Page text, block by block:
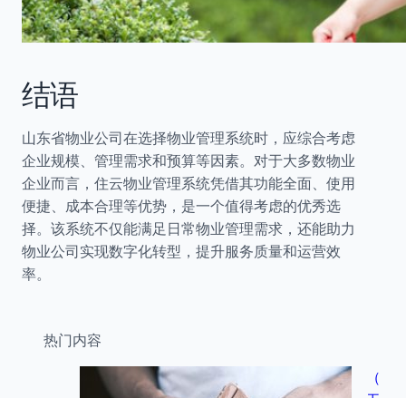
结语
山东省物业公司在选择物业管理系统时，应综合考虑
企业规模、管理需求和预算等因素。对于大多数物业
企业而言，住云物业管理系统凭借其功能全面、使用
便捷、成本合理等优势，是一个值得考虑的优秀选
择。该系统不仅能满足日常物业管理需求，还能助力
物业公司实现数字化转型，提升服务质量和运营效
率。
热门内容
（